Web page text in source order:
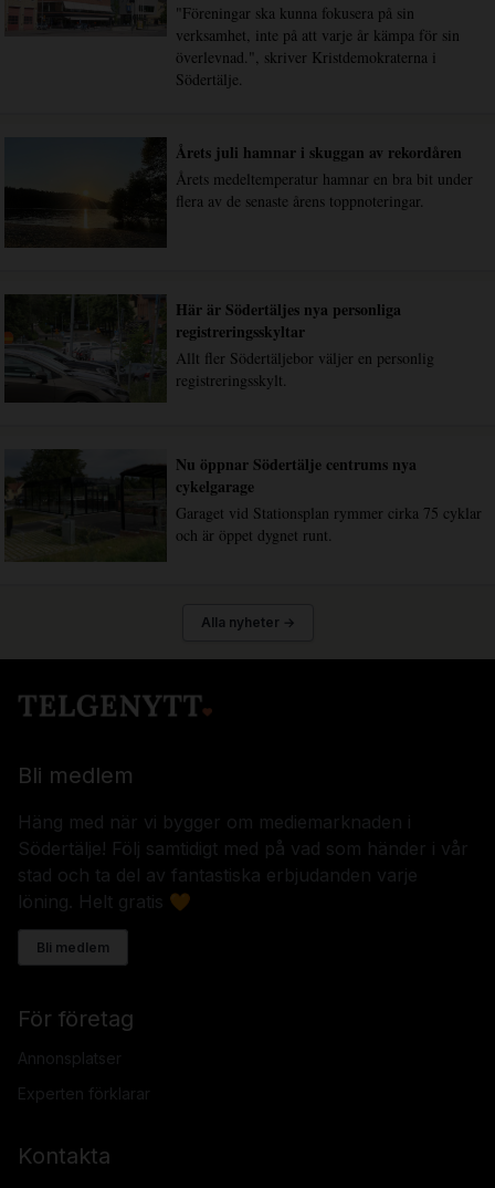
"Föreningar ska kunna fokusera på sin
verksamhet, inte på att varje år kämpa för sin
överlevnad.", skriver Kristdemokraterna i
Södertälje.
Årets juli hamnar i skuggan av rekordåren
Årets medeltemperatur hamnar en bra bit under
flera av de senaste årens toppnoteringar.
Här är Södertäljes nya personliga
registreringsskyltar
Allt fler Södertäljebor väljer en personlig
registreringsskylt.
Nu öppnar Södertälje centrums nya
cykelgarage
Garaget vid Stationsplan rymmer cirka 75 cyklar
och är öppet dygnet runt.
Alla nyheter →
Bli medlem
Häng med när vi bygger om mediemarknaden i
Södertälje! Följ samtidigt med på vad som händer i vår
stad och ta del av fantastiska erbjudanden varje
löning. Helt gratis 🧡
Bli medlem
För företag
Annonsplatser
Experten förklarar
Kontakta